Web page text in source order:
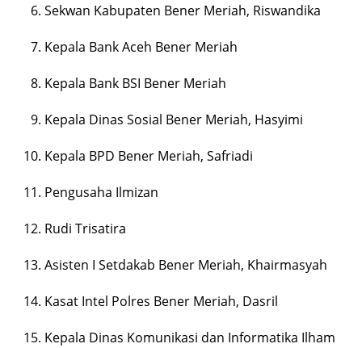
Sekwan Kabupaten Bener Meriah, Riswandika
Kepala Bank Aceh Bener Meriah
Kepala Bank BSI Bener Meriah
Kepala Dinas Sosial Bener Meriah, Hasyimi
Kepala BPD Bener Meriah, Safriadi
Pengusaha Ilmizan
Rudi Trisatira
Asisten I Setdakab Bener Meriah, Khairmasyah
Kasat Intel Polres Bener Meriah, Dasril
Kepala Dinas Komunikasi dan Informatika Ilham